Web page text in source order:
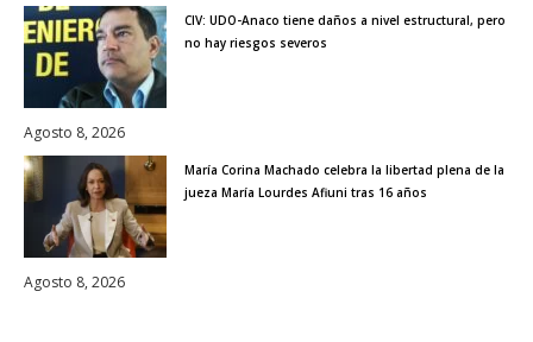
CIV: UDO-Anaco tiene daños a nivel estructural, pero
no hay riesgos severos
Agosto 8, 2026
María Corina Machado celebra la libertad plena de la
jueza María Lourdes Afiuni tras 16 años
Agosto 8, 2026